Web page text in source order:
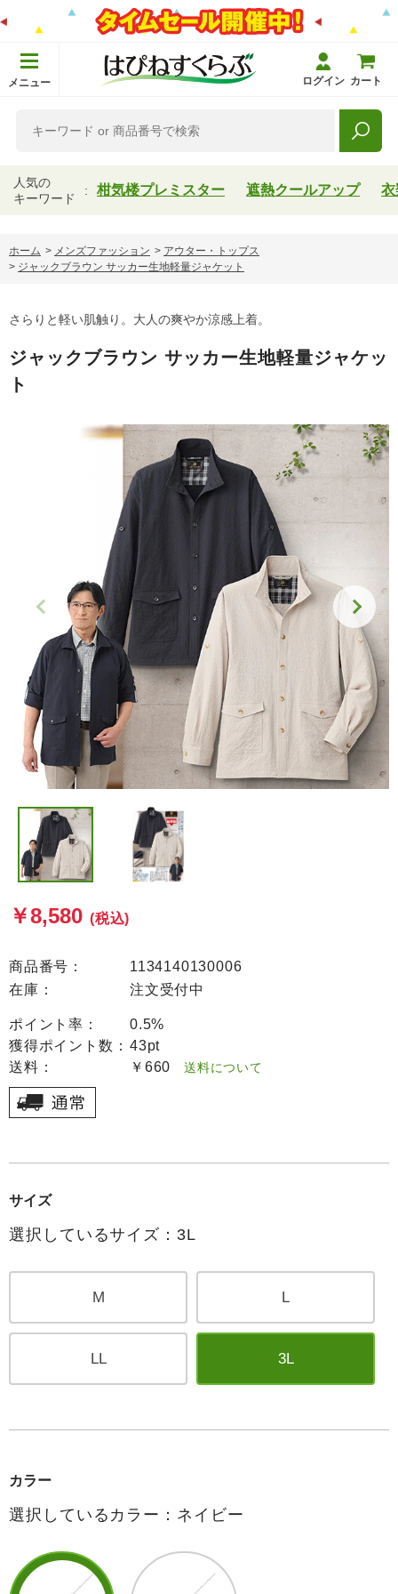
メニュー ログイン カート
人気の
キーワード
柑気楼プレミスター 遮熱クールアップ 衣
ホーム > メンズファッション > アウター・トップス
> ジャックブラウン サッカー生地軽量ジャケット
さらりと軽い肌触り。大人の爽やか涼感上着。
ジャックブラウン サッカー生地軽量ジャケッ
ト
￥8,580 (税込)
商品番号：
1134140130006
在庫：
注文受付中
ポイント率：
0.5%
獲得ポイント数： 43pt
送料：
￥660 送料について
サイズ
選択しているサイズ：3L
M L
LL 3L
カラー
選択しているカラー：ネイビー